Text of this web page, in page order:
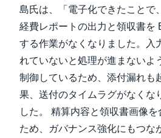
島氏は、「電子化できたことで
経費レポートの出力と領収書を
する作業がなくなりました。入
れていないと処理が進まないよ
制御しているため、添付漏れも
果、送付のタイムラグがなくな
した。 精算内容と領収書画像
ため、ガバナンス強化にもつな